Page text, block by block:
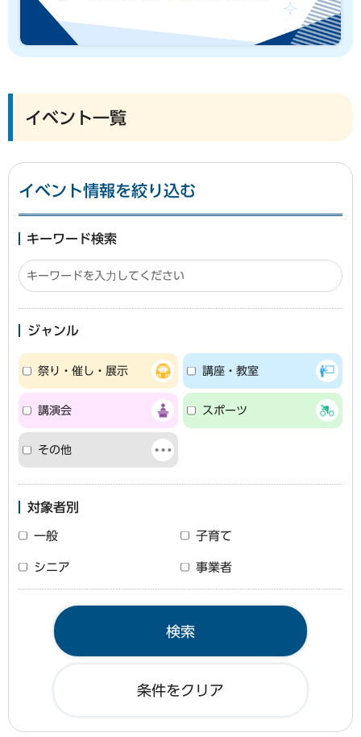
イベント一覧
イベント情報を絞り込む
キーワード検索
ジャンル
祭り・催し・展示 講座・教室
講演会 スポーツ
その他
対象者別
一般 子育て
シニア 事業者
条件をクリア